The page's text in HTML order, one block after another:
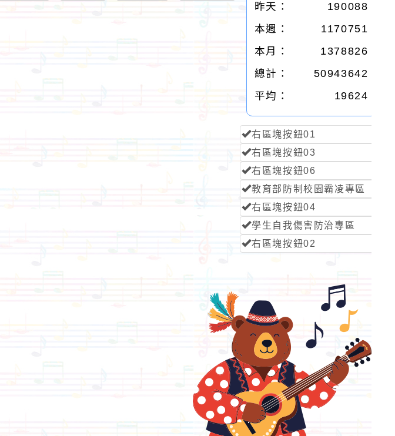
昨天：
190088
本週：
1170751
本月：
1378826
總計：
50943642
平均：
19624
右區塊按鈕01
右區塊按鈕03
右區塊按鈕06
教育部防制校園霸凌專區
右區塊按鈕04
學生自我傷害防治專區
右區塊按鈕02